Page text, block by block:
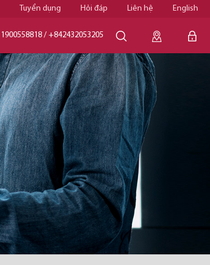
Tuyển dụng Hỏi đáp Liên hệ English
1900558818 / +842432053205